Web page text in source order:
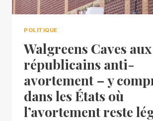
POLITIQUE
Walgreens Caves aux
républicains anti-
avortement – y
dans les États où
l’avortement reste